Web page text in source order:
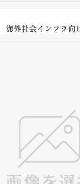
外社会インフラ